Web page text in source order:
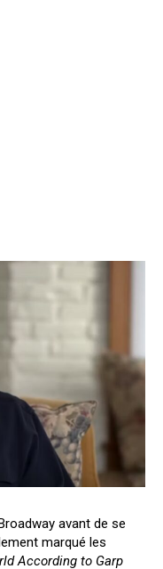
avant de se
marqué les
According to Garp